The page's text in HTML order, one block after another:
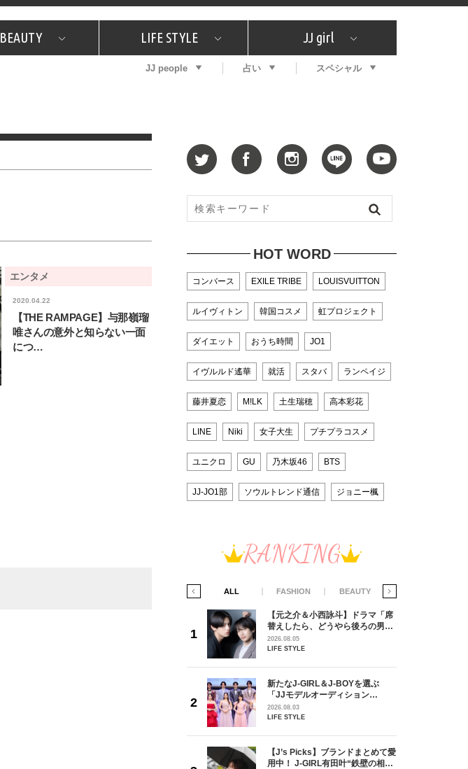
JJスタッフの"それどこの"？ プチプラ プレゼント
BEAUTY
コスメ全部試してみた What's NEW？ 特集
LIFE STYLE
JJグルメガイド エンタメ プレゼント
恋愛
JJ girl
特集 おしゃラン！
JJ people 占い スペシャル
エンタメ
2020.04.22
【THE RAMPAGE】与那嶺瑠
唯さんの意外と知らない一面
につ…
HOT WORD
コンバース EXILE TRIBE LOUISVUITTON
ルイヴィトン 韓国コスメ 虹プロジェクト
ダイエット おうち時間 JO1
イヴルルド遙華 就活 スタバ ランペイジ
藤井夏恋 M!LK 土生瑞穂 高本彩花
LINE Niki 女子大生 プチプラコスメ
ユニクロ GU 乃木坂46 BTS
JJ-JO1部 ソウルトレンド通信 ジョニー楓
RANKING
ALL FASHION BEAUTY
【元之介＆小西詠斗】ドラマ「席
替えしたら、どうやら後ろの男が
どうやら俺のこと好きらしい」放
送記念インタビュー♡ 「自然と詠
2026.08.05
LIFE STYLE
新たなJ-GIRL＆J-BOYを選ぶ
「JJモデルオーディション
2027」が募集開始！ 予選ブロッ
クは候補生の“魅力”を重視した
2026.08.03
LIFE STYLE
【J’s Picks】ブランドまとめて愛
用中！ J-GIRL有田叶“鉄壁の相